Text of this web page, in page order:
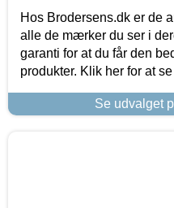
Hos Brodersens.dk er de
alle de mærker du ser i
garanti for at du får den
produkter. Klik her for at
Se udvalget